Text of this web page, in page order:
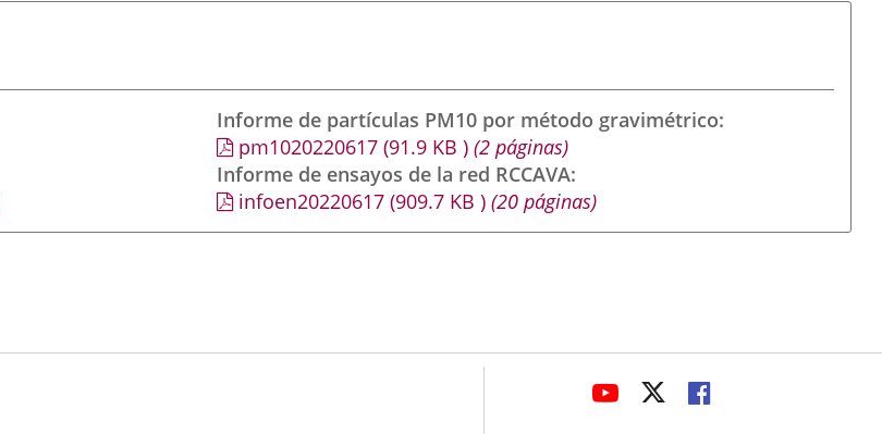
Informe de partículas PM10 por método gravimétrico
pm1020220617 (91.9 KB) (2 páginas)
Informe de ensayos de la red RCCAVA
infoen20220617 (909.7 KB) (20 páginas)
ENLACEENLACEENLACE